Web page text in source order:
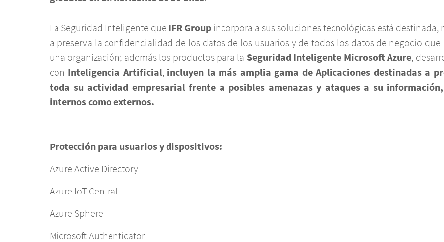
La Seguridad Inteligente que IFR Group incorpora a sus soluciones tecnológicas está destinada,
a preserva la confidencialidad de los datos de los usuarios y de todos los datos de negocio que
una organización; además los productos para la Seguridad Inteligente Microsoft Azure,
con Inteligencia Artificial, incluyen la más amplia gama de Aplicaciones destinadas a
toda su actividad empresarial frente a posibles amenazas y ataques a su
internos como externos.
Protección para usuarios y dispositivos:
Azure Active Directory
Azure IoT Central
Azure Sphere
Microsoft Authenticator